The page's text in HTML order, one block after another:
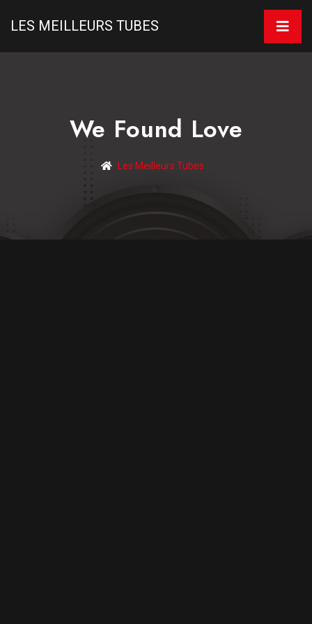
LES MEILLEURS TUBES
We Found Love
Les Meilleurs Tubes